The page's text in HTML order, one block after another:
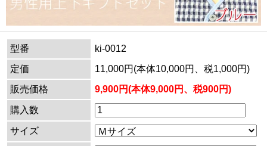
型番
ki-0012
定価
11,000円(本体10,000円、税1,000円)
販売価格
9,900円(本体9,000円、税900円)
購入数
サイズ